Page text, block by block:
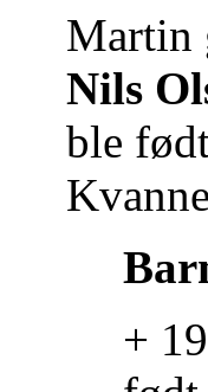
Martin
Nils
ble
+